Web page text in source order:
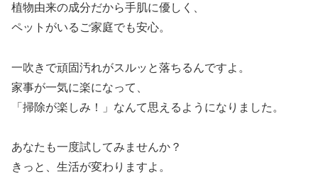
植物由来の成分だから手肌に優しく、
ペットがいるご家庭でも安心。
一吹きで頑固汚れがスルッと落ちるんですよ。
家事が一気に楽になって、
「掃除が楽しみ！」なんて思えるようになりました。
あなたも一度試してみませんか？
きっと、生活が変わりますよ。